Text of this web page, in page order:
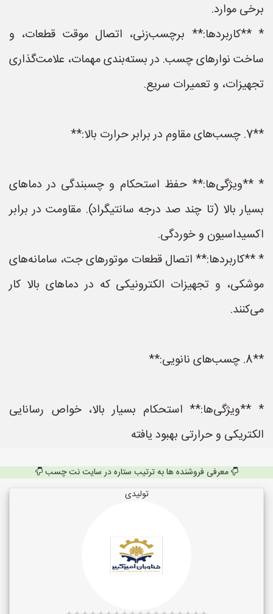
برخی موارد.
* **کاربردها:** برچسب‌زنی، اتصال موقت قطعات، و
ساخت نوارهای چسب. در بسته‌بندی مهمات، علامت‌گذاری
تجهیزات، و تعمیرات سریع.
**7. چسب‌های مقاوم در برابر حرارت بالا:**
* **ویژگی‌ها:** حفظ استحکام و چسبندگی در دماهای
بسیار بالا (تا چند صد درجه سانتیگراد). مقاومت در برابر
اکسیداسیون و خوردگی.
* **کاربردها:** اتصال قطعات موتورهای جت، سامانه‌های
موشکی، و تجهیزات الکترونیکی که در دماهای بالا کار
می‌کنند.
**8. چسب‌های نانویی:**
* **ویژگی‌ها:** استحکام بسیار بالا، خواص رسانایی
الکتریکی و حرارتی بهبود یافته
معرفی فروشنده ها به ترتیب ستاره در سایت نت چسب
تولیدی